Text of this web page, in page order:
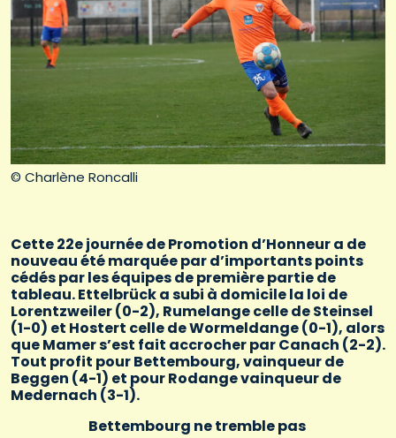
© Charlène Roncalli
Cette 22ejournée de Promotion d’Honneur a de
nouveau été marquée par d’importants points
cédés par les équipes de première partie de
tableau. Ettelbrück a subi à domicile la loi de
Lorentzweiler (0-2), Rumelange celle de Steinsel
(1-0) et Hostert celle de Wormeldange (0-1), alors
que Mamer s’est fait accrocher par Canach (2-2).
Tout profit pour Bettembourg, vainqueur de
Beggen (4-1) et pour Rodange vainqueur de
Medernach (3-1).
Bettembourg ne tremble pas